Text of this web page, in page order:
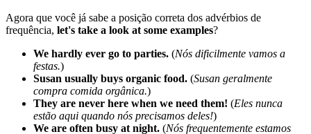
Agora que você já sabe a posição correta dos advérbios de
frequência, let's take a look at some examples?
We hardly ever go to parties. (Nós dificilmente vamos a
festas.)
Susan usually buys organic food. (Susan geralmente
compra comida orgânica.)
They are never here when we need them! (Eles nunca
estão aqui quando nós precisamos deles!)
We are often busy at night. (Nós frequentemente estamos